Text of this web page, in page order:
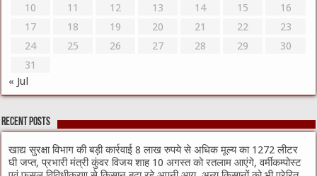
10
11 12 13 14 15
16
17
18 19 20 21 22
23
24
25 26 27 28 29
30
31
« Jul
Recent Posts
खाद्य सुरक्षा विभाग की बड़ी कार्रवाई 8 लाख रुपये से अधिक मूल्य का 1272 लीटर
घी जप्त, प्रभारी मंत्री कुंवर विजय शाह 10 अगस्त को रतलाम आएंगे, वर्मीकम्पोस्ट